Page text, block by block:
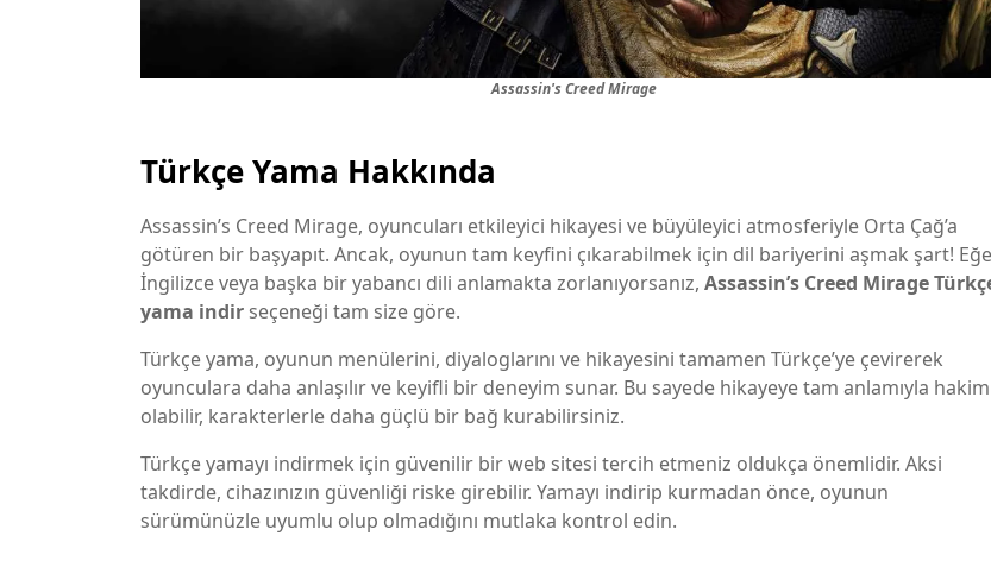
Assassin's Creed Mirage
Türkçe Yama Hakkında
Assassin’s Creed Mirage, oyuncuları etkileyici hikayesi ve büyüleyici atmosferiyle Orta Çağ’a
götüren bir başyapıt. Ancak, oyunun tam keyfini çıkarabilmek için dil bariyerini aşmak şart!
İngilizce veya başka bir yabancı dili anlamakta zorlanıyorsanız, Assassin’s Creed Mirage
yama indir seçeneği tam size göre.
Türkçe yama, oyunun menülerini, diyaloglarını ve hikayesini tamamen Türkçe’ye çevirerek
oyunculara daha anlaşılır ve keyifli bir deneyim sunar. Bu sayede hikayeye tam anlamıyla hakim
olabilir, karakterlerle daha güçlü bir bağ kurabilirsiniz.
Türkçe yamayı indirmek için güvenilir bir web sitesi tercih etmeniz oldukça önemlidir. Aksi
takdirde, cihazınızın güvenliği riske girebilir. Yamayı indirip kurmadan önce, oyunun
sürümünüzle uyumlu olup olmadığını mutlaka kontrol edin.